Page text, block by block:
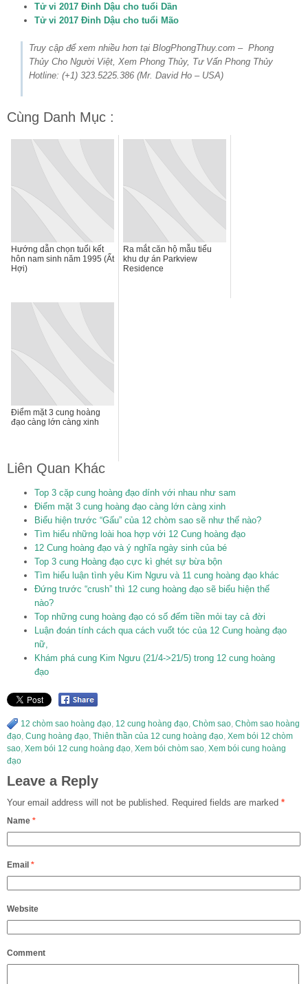
Tử vi 2017 Đinh Dậu cho tuổi Dần
Tử vi 2017 Đinh Dậu cho tuổi Mão
Truy cập để xem nhiều hơn tại BlogPhongThuy.com – Phong
Thủy Cho Người Việt, Xem Phong Thủy, Tư Vấn Phong Thủy
Hotline: (+1) 323.5225.386 (Mr. David Ho – USA)
Cùng Danh Mục :
Hướng dẫn chọn tuổi kết
hôn nam sinh năm 1995 (Ất
Hợi)
Ra mắt căn hộ mẫu tiểu
khu dự án Parkview
Residence
Điểm mặt 3 cung hoàng
đạo càng lớn càng xinh
Liên Quan Khác
Top 3 cặp cung hoàng đạo dính với nhau như sam
Điểm mặt 3 cung hoàng đạo càng lớn càng xinh
Biểu hiện trước “Gấu” của 12 chòm sao sẽ như thế nào?
Tìm hiểu những loài hoa hợp với 12 Cung hoàng đạo
12 Cung hoàng đạo và ý nghĩa ngày sinh của bé
Top 3 cung Hoàng đạo cực kì ghét sự bừa bộn
Tìm hiểu luận tình yêu Kim Ngưu và 11 cung hoàng đạo khác
Đứng trước “crush” thì 12 cung hoàng đạo sẽ biểu hiện thế
nào?
Top những cung hoàng đạo có số đếm tiền mỏi tay cả đời
Luận đoán tính cách qua cách vuốt tóc của 12 Cung hoàng đạo
nữ,
Khám phá cung Kim Ngưu (21/4->21/5) trong 12 cung hoàng
đạo
12 chòm sao hoàng đạo 12 cung hoàng đạo Chòm sao Chòm sao hoàng
đạo Cung hoàng đạo Thiên thần của 12 cung hoàng đạo Xem bói 12 chòm
sao Xem bói 12 cung hoàng đạo Xem bói chòm sao Xem bói cung hoàng
đạo
Leave a Reply
Your email address will not be published. Required fields are marked *
Name *
Email *
Website
Comment